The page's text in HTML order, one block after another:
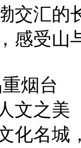
交汇的
感受山
烟台
文之美
化名城